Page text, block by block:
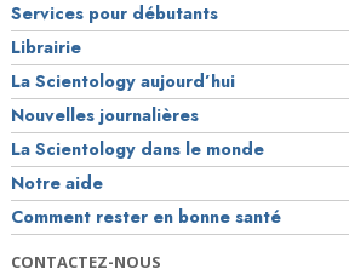
Services pour débutants
Librairie
La Scientology aujourd’hui
Nouvelles journalières
La Scientology dans le monde
Notre aide
Comment rester en bonne santé
CONTACTEZ-NOUS